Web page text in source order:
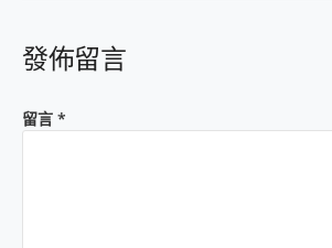
發佈留言
留言 *